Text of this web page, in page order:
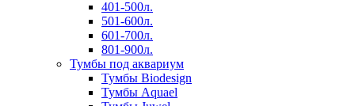
401-500л.
501-600л.
601-700л.
801-900л.
Тумбы под аквариум
Тумбы Biodesign
Тумбы Aquael